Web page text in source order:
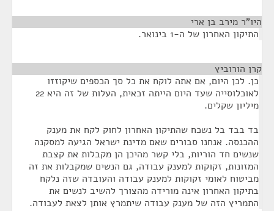
היו"ר מירב בן ארי
התיקון האחרון של ה-1 בינואר.
קרן הורוביץ
כן. לכן היום, אם אתה לוקח את כל סך הכספים שיקוזזו
לאוכלוסייה שעד היום הייתה זכאית, העלות של זה היא 22
מיליון שקלים.
בד בבד בל נשכח שהתיקון האחרון לחוק לקח את מענק
ההכנסה. אנחנו סבורים שאם מדינת ישראל הגיעה למסקנה
שנשים חד הוריות, בלי קשר מהיכן הן מקבלות את קצבת
המזונות, זקוקות למענק עבודה, גם הנשים שמקבלות את זה
מביטוח לאומי זקוקות למענק עבודה והעובדה שזה נלקח
בתיקון האחרון אינה מורידה מהצורך להשיב לנשים את
התמריץ הזה של מענק עבודה שיתמרץ אותן לצאת לעבודה.